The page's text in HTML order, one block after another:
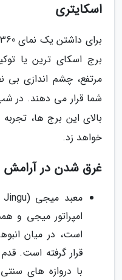
اسکایتری
برج اسکای ترین یا
مرتفع، چشم اندازی بی
شما قرار می دهند. در
بالای این برج ها،
خواهد زد.
غرق شدن در آرامش
امپراتور میجی و
است، در میان
قرار گرفته است.